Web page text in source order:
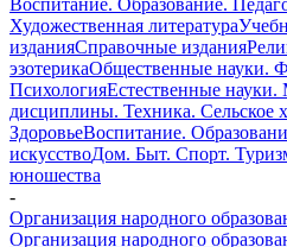
Воспитание. Образование.
Художественная литература
изданияСправочные издания
эзотерикаОбщественные науки.
ПсихологияЕстественные науки.
дисциплины. Техника. Сельское
ЗдоровьеВоспитание.
искусствоДом. Быт. Спорт.
юношества
-
Организация народного
Организация народного